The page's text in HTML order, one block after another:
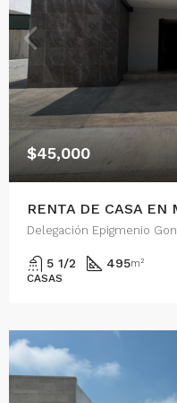
$45,000
5 1/2 495m²
CASAS